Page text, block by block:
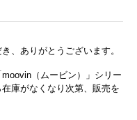
、ありがとうございます。
（ムービン）」シリー
庫がなくなり次第、販売を